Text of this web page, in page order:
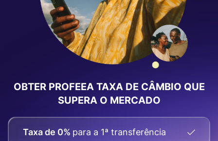
OBTER PROFEEA TAXA DE CÂMBIO QUE
SUPERA O MERCADO
Taxa de 0% para a 1ª transferência